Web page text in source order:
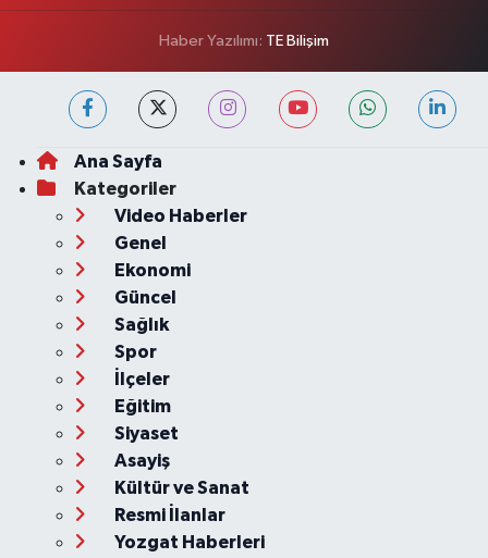
Haber Yazılımı: TE Bilişim
Ana Sayfa
Kategoriler
Video Haberler
Genel
Ekonomi
Güncel
Sağlık
Spor
İlçeler
Eğitim
Siyaset
Asayiş
Kültür ve Sanat
Resmi İlanlar
Yozgat Haberleri